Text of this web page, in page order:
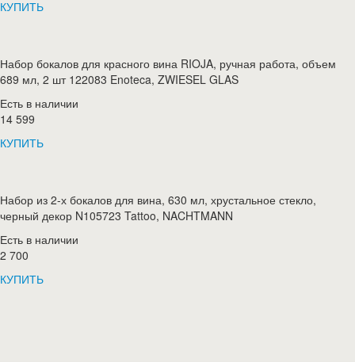
КУПИТЬ
Набор бокалов для красного вина RIOJA, ручная работа, объем
689 мл, 2 шт 122083 Enoteca, ZWIESEL GLAS
Есть в наличии
14 599
КУПИТЬ
Набор из 2-х бокалов для вина, 630 мл, хрустальное стекло,
черный декор N105723 Tattoo, NACHTMANN
Есть в наличии
2 700
КУПИТЬ